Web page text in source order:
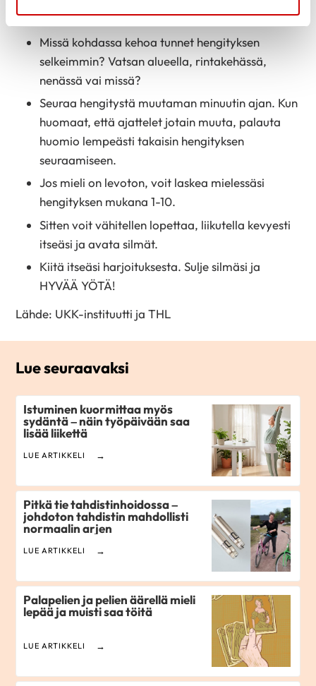
senhetkisen rytminsä.
Missä kohdassa kehoa tunnet hengityksen
selkeimmin? Vatsan alueella, rintakehässä,
nenässä vai missä?
Seuraa hengitystä muutaman minuutin ajan. Kun
huomaat, että ajattelet jotain muuta, palauta
huomio lempeästi takaisin hengityksen
seuraamiseen.
Jos mieli on levoton, voit laskea mielessäsi
hengityksen mukana 1-10.
Sitten voit vähitellen lopettaa, liikutella kevyesti
itseäsi ja avata silmät.
Kiitä itseäsi harjoituksesta. Sulje silmäsi ja
HYVÄÄ YÖTÄ!
Lähde: UKK-instituutti ja THL
Lue seuraavaksi
Istuminen kuormittaa myös
sydäntä – näin työpäivään saa
lisää liikettä
LUE ARTIKKELI
Pitkä tie tahdistinhoidossa –
johdoton tahdistin mahdollisti
normaalin arjen
LUE ARTIKKELI
Palapelien ja pelien äärellä mieli
lepää ja muisti saa töitä
LUE ARTIKKELI